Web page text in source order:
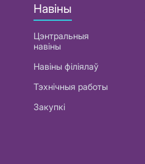
Навіны
Цэнтральныя
навіны
Навіны філіялаў
Тэхнічныя работы
Закупкі